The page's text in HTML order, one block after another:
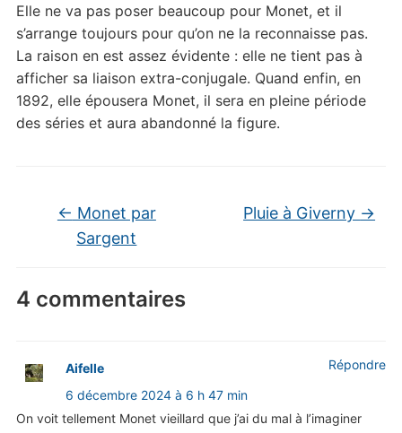
Elle ne va pas poser beaucoup pour Monet, et il
s’arrange toujours pour qu’on ne la reconnaisse pas.
La raison en est assez évidente : elle ne tient pas à
afficher sa liaison extra-conjugale. Quand enfin, en
1892, elle épousera Monet, il sera en pleine période
des séries et aura abandonné la figure.
← Monet par
Sargent
Pluie à Giverny →
4 commentaires
Aifelle
6 décembre 2024 à 6 h 47 min
On voit tellement Monet vieillard que j’ai du mal à l’imaginer
Répondre